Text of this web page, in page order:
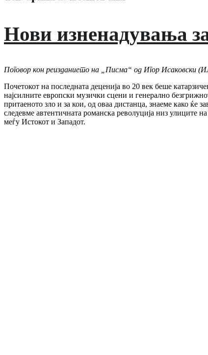
Нови изненадувања
Поговор кон реизданието на „Писма“ од Игор Исаковски
Почетокот на последната деценија во 20 век беше
најсилните европски музички сцени и генерално
притаеното зло и за кои, од оваа дистанца, знаеме како ќе
следевме автентичната романска револуција низ улиците
меѓу Истокот и Западот.